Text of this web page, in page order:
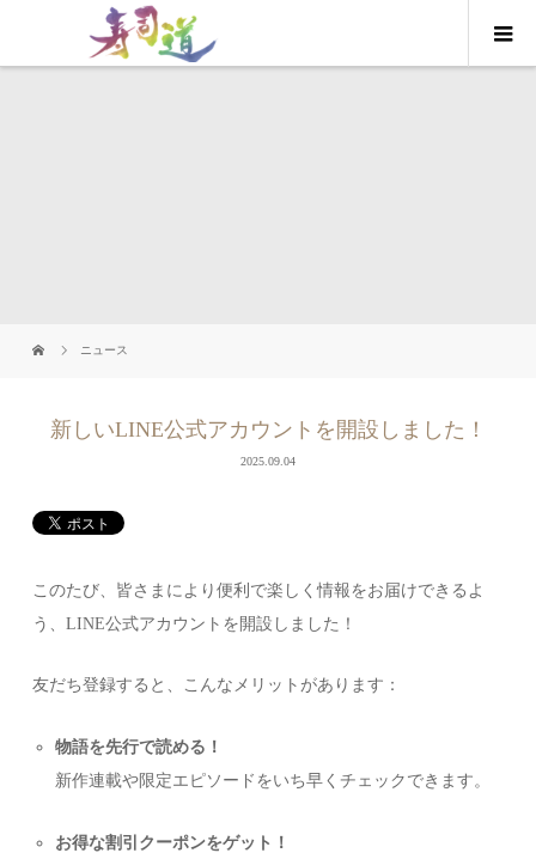
ニュース
新しいLINE公式アカウントを開設しました！
2025.09.04
このたび、皆さまにより便利で楽しく情報をお届けできるよ
う、LINE公式アカウントを開設しました！
友だち登録すると、こんなメリットがあります：
物語を先行で読める！
新作連載や限定エピソードをいち早くチェックできます。
お得な割引クーポンをゲット！